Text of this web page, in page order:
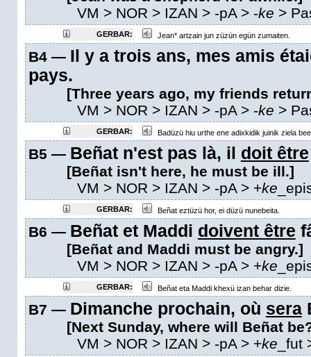
VM > NOR > IZAN > -pA> -ke >
GERBAR: Jean* artzain jun züzün egün zumaiten.
B4 — Il y a trois ans, mes amis
pays.
[Three years ago, my friends
VM > NOR > IZAN > -pA> -ke >
GERBAR: Badüzü hiu urthe ene adixkidik juinik ziela
B5 — Beñat n'est pas là, il doit être
[Beñat isn't here, he must be ill.]
VM > NOR > IZAN > -pA> +ke
GERBAR: Beñat eztüzü hor, ei düzü nunebeita.
B6 — Beñat et Maddi doivent être
[Beñat and Maddi must be angry.]
VM > NOR > IZAN > -pA> +ke
GERBAR: Beñat eta Maddi khexü izan behar dizie.
B7 — Dimanche prochain, où sera
[Next Sunday, where will Beñat
VM > NOR > IZAN > -pA> +ke _fut